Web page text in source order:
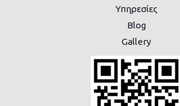
Υπηρεσίες
Blog
Gallery